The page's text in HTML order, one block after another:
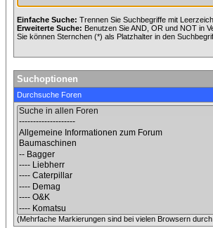
Einfache Suche: Trennen Sie Suchbegriffe mit
Erweiterte Suche: Benutzen Sie AND, OR und NOT in
Sie können Sternchen (*) als Platzhalter in den
Suchoptionen
Durchsuche Foren
(Mehrfache Markierungen sind bei vielen Browsern